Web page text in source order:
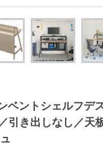
ベントシェルフデ
き出しなし／天